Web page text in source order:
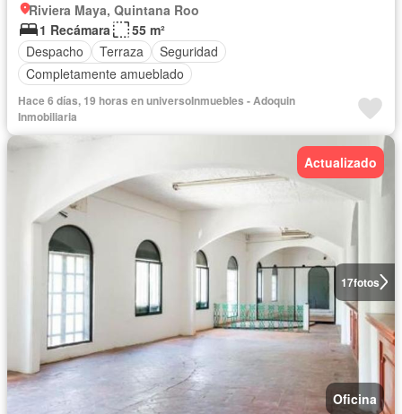
Riviera Maya, Quintana Roo
1 Recámara
55 m²
Despacho
Terraza
Seguridad
Completamente amueblado
Hace 6 días, 19 horas en universoInmuebles - Adoquin
Inmobiliaria
17fotos
Actualizado
Oficina